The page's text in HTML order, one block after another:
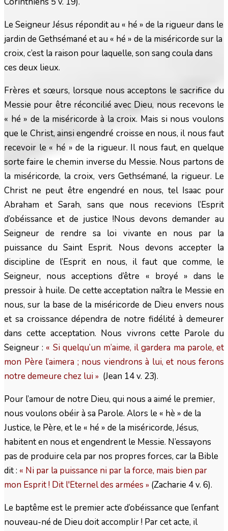
Le Seigneur Jésus répondit au « hé » de la rigueur dans le
jardin de Gethsémané et au « hé » de la miséricorde sur la
croix, c’est la raison pour laquelle, son sang coula dans
ces deux lieux.
Frères et sœurs, lorsque nous acceptons le sacrifice du
Messie pour être réconcilié avec Dieu, nous recevons le
« hé » de la miséricorde à la croix. Mais si nous voulons
que le Christ, ainsi engendré croisse en nous, il nous faut
recevoir le « hé » de la rigueur. Il nous faut, en quelque
sorte faire le chemin inverse du Messie. Nous partons de
la miséricorde, la croix, vers Gethsémané, la rigueur. Le
Christ ne peut être engendré en nous, tel Isaac pour
Abraham et Sarah, sans que nous recevions l’Esprit
d’obéissance et de justice !Nous devons demander au
Seigneur de rendre sa loi vivante en nous par la
puissance du Saint Esprit. Nous devons accepter la
discipline de l’Esprit en nous, il faut que comme, le
Seigneur, nous acceptions d’être « broyé » dans le
pressoir à huile. De cette acceptation naîtra le Messie en
nous, sur la base de la miséricorde de Dieu envers nous
et sa croissance dépendra de notre fidélité à demeurer
dans cette acceptation. Nous vivrons cette Parole du
Seigneur : « Si quelqu’un m’aime, il gardera ma parole, et
mon Père l’aimera ; nous viendrons à lui, et nous ferons
notre demeure chez lui » (Jean 14 v. 23).
Pour l’amour de notre Dieu, qui nous a aimé le premier,
nous voulons obéir à sa Parole. Alors le « hè » de la
Justice, le Père, et le « hé » de la miséricorde, Jésus,
habitent en nous et engendrent le Messie. N’essayons
pas de produire cela par nos propres forces, car la Bible
dit : « Ni par la puissance ni par la force, mais bien par
mon Esprit ! Dit l'Eternel des armées » (Zacharie 4 v. 6).
Le baptême est le premier acte d’obéissance que l’enfant
nouveau-né de Dieu doit accomplir ! Par cet acte, il